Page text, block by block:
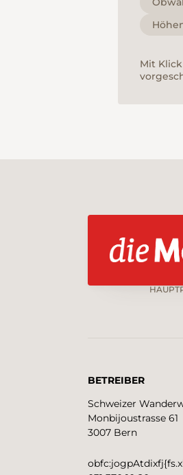
Mit
BETREIBER
Schweizer
Monbijoustrasse 61
3007 Bern